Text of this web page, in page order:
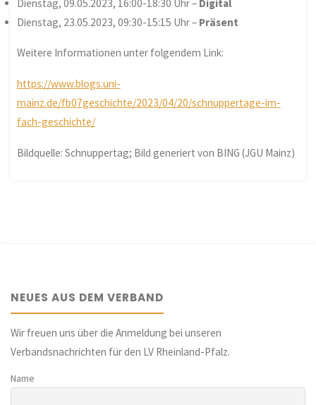
Dienstag, 09.05.2023, 16:00-18:30 Uhr – Digital
Dienstag, 23.05.2023, 09:30-15:15 Uhr – Präsent
Weitere Informationen unter folgendem Link:
https://www.blogs.uni-
mainz.de/fb07geschichte/2023/04/20/schnuppertage-im-
fach-geschichte/
Bildquelle: Schnuppertag; Bild generiert von BING (JGU Mainz)
NEUES AUS DEM VERBAND
Wir freuen uns über die Anmeldung bei unseren
Verbandsnachrichten für den LV Rheinland-Pfalz.
Name